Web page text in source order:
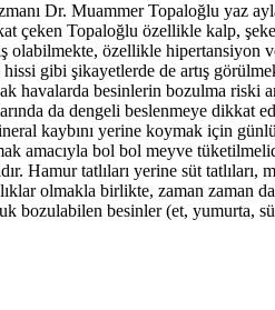
Dr. Muammer Topaloğlu yaz
çeken Topaloğlu özellikle kalp,
olabilmekte, özellikle
gibi şikayetlerde de artış
havalarda besinlerin bozulma
da dengeli beslenmeye dikkat
kaybını yerine koymak için
amacıyla bol bol meyve
Hamur tatlıları yerine süt
olmakla birlikte, zaman zaman
bozulabilen besinler (et, yumurta,